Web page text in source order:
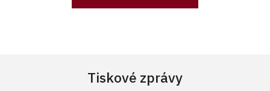
Tiskové zprávy